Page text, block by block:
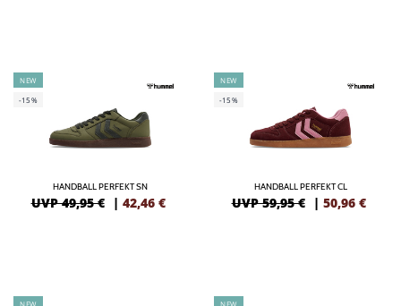
NEW
-15%
HANDBALL PERFEKT SN
UVP 49,95 € | 42,46 €
NEW
-15%
HANDBALL PERFEKT CL
UVP 59,95 € | 50,96 €
NEW NEW